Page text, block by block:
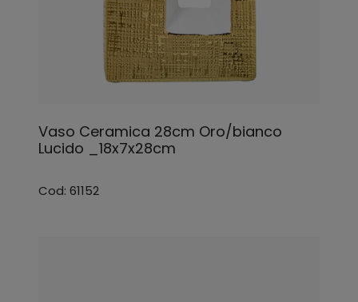
Vaso Ceramica 28cm Oro/bianco
Lucido _18x7x28cm
Cod: 61152